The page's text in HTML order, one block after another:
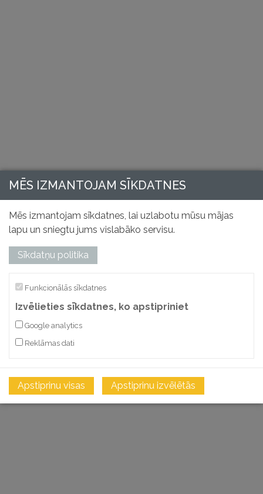
MĒS IZMANTOJAM SĪKDATNES
Mēs izmantojam sīkdatnes, lai uzlabotu mūsu mājas
lapu un sniegtu jums vislabāko servisu.
Sīkdatņu politika
Funkcionālās sīkdatnes
Izvēlieties sīkdatnes, ko apstipriniet
Google analytics
Reklāmas dati
Apstiprinu visas Apstiprinu izvēlētās